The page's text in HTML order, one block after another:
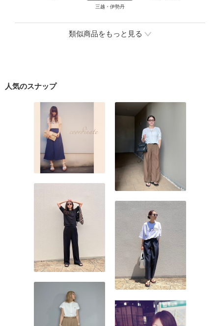
三越・伊勢丹
類似商品をもっと見る
人気のスナップ